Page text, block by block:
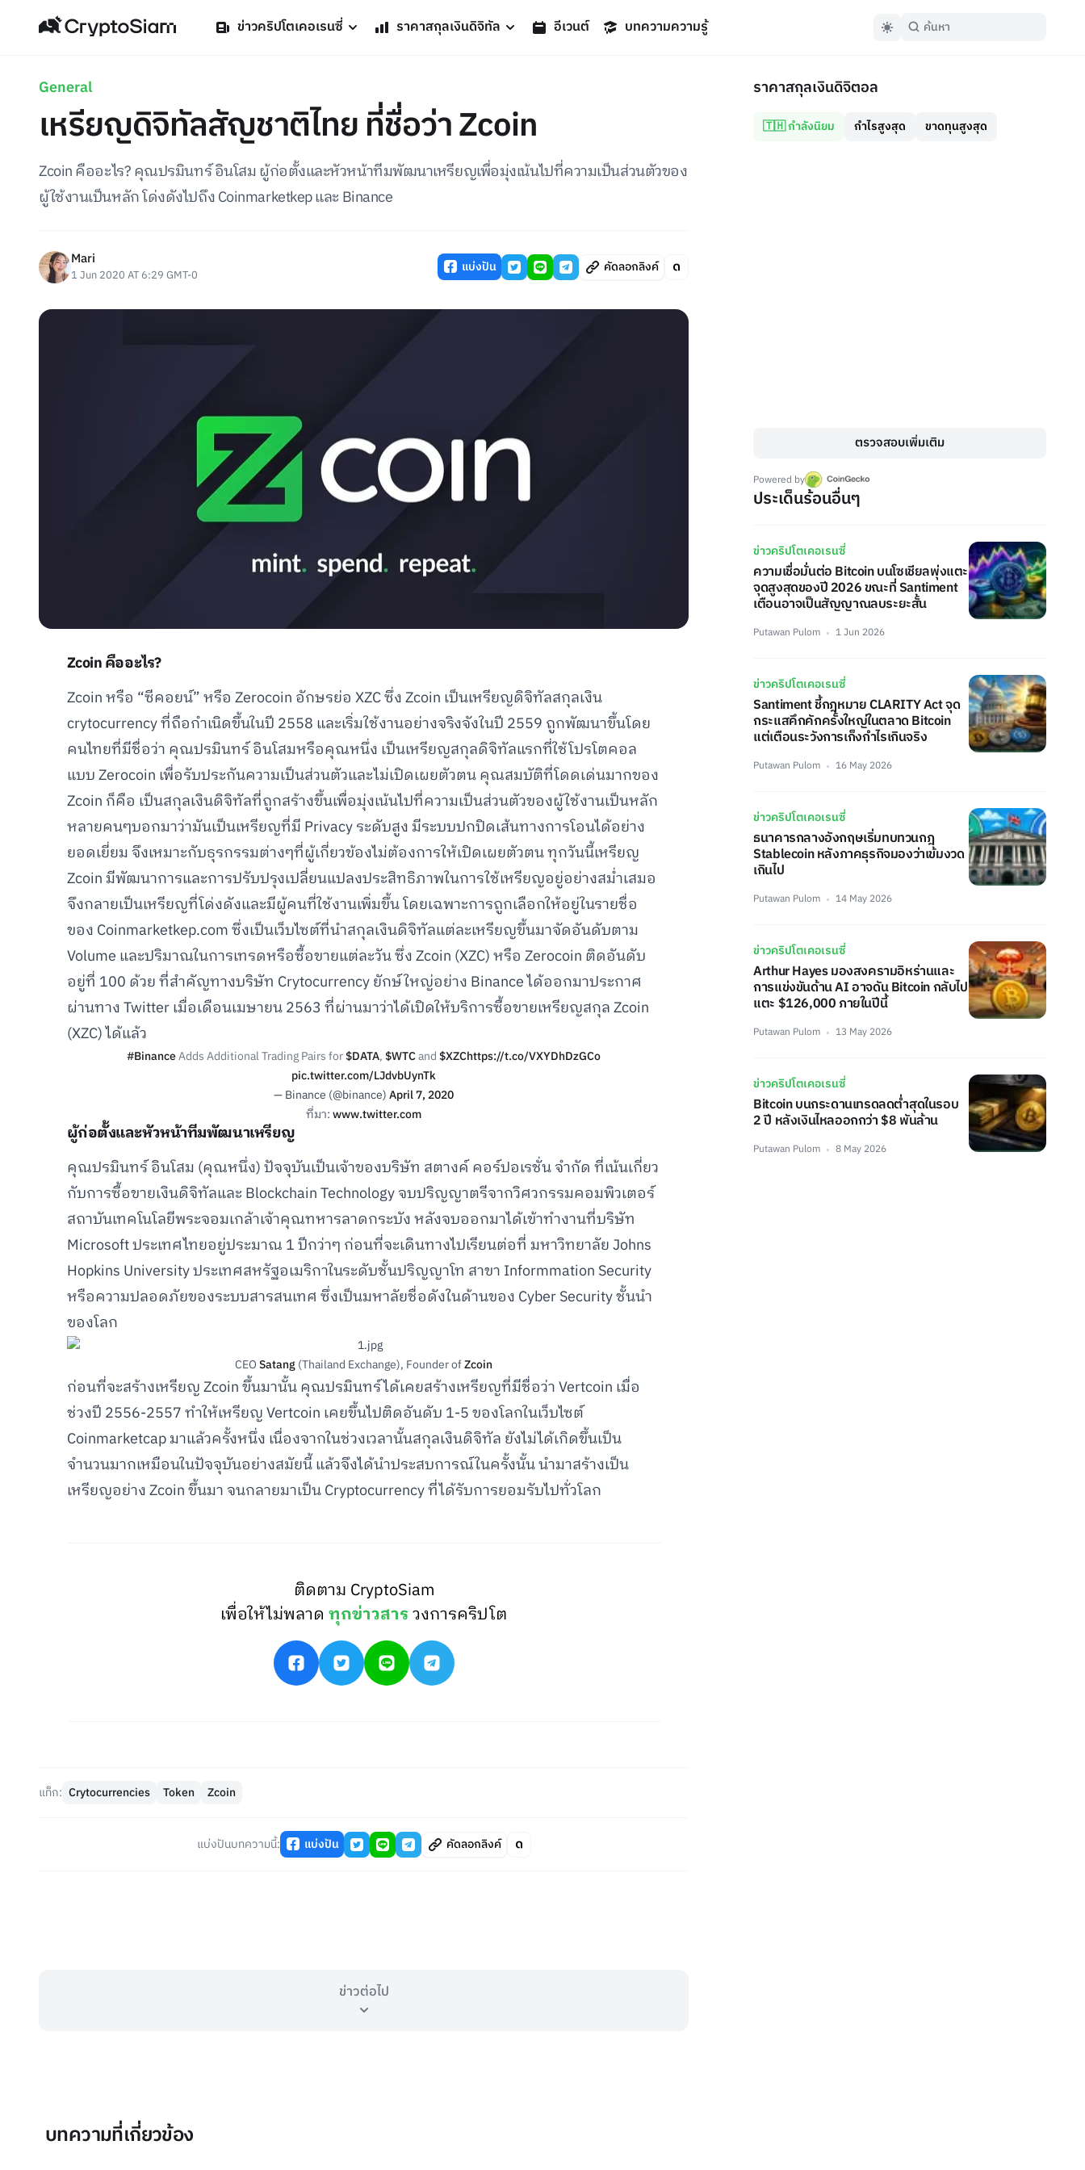
ข่าวคริปโตเคอเรนซี่ ราคาสกุลเงินดิจิทัล อีเวนต์ บทความความรู้
General
เหรียญดิจิทัลสัญชาติไทย ที่ชื่อว่า Zcoin
Zcoin คืออะไร? คุณปรมินทร์ อินโสม ผู้ก่อตั้งและหัวหน้าทีมพัฒนาเหรียญเพื่อมุ่งเน้นไปที่ความเป็นส่วนตัวของ
ผู้ใช้งานเป็นหลัก โด่งดังไปถึง Coinmarketkep และ Binance
Mari
1 Jun 2020 AT 6:29 GMT-0 แบ่งปัน คัดลอกลิงค์
Zcoin คืออะไร?
Zcoin หรือ “ซีคอยน์” หรือ Zerocoin อักษรย่อ XZC ซึ่ง Zcoin เป็นเหรียญดิจิทัลสกุลเงิน
crytocurrency ที่ถือกำเนิดขึ้นในปี 2558 และเริ่มใช้งานอย่างจริงจังในปี 2559 ถูกพัฒนาขึ้นโดย
คนไทยที่มีชื่อว่า คุณปรมินทร์ อินโสมหรือคุณหนึ่ง เป็นเหรียญสกุลดิจิทัลแรกที่ใช้โปรโตคอล
แบบ Zerocoin เพื่อรับประกันความเป็นส่วนตัวและไม่เปิดเผยตัวตน คุณสมบัติที่โดดเด่นมากของ
Zcoin ก็คือ เป็นสกุลเงินดิจิทัลที่ถูกสร้างขึ้นเพื่อมุ่งเน้นไปที่ความเป็นส่วนตัวของผู้ใช้งานเป็นหลัก
หลายคนๆบอกมาว่ามันเป็นเหรียญที่มี Privacy ระดับสูง มีระบบปกปิดเส้นทางการโอนได้อย่าง
ยอดเยี่ยม จึงเหมาะกับธุรกรรมต่างๆที่ผู้เกี่ยวข้องไม่ต้องการให้เปิดเผยตัวตน ทุกวันนี้เหรียญ
Zcoin มีพัฒนาการและการปรับปรุงเปลี่ยนแปลงประสิทธิภาพในการใช้เหรียญอยู่อย่างสม่ำเสมอ
จึงกลายเป็นเหรียญที่โด่งดังและมีผู้คนที่ใช้งานเพิ่มขึ้น โดยเฉพาะการถูกเลือกให้อยู่ในรายชื่อ
ของ Coinmarketkep.com ซึ่งเป็นเว็บไซต์ที่นำสกุลเงินดิจิทัลแต่ละเหรียญขึ้นมาจัดอันดับตาม
Volume และปริมาณในการเทรดหรือซื้อขายแต่ละวัน ซึ่ง Zcoin (XZC) หรือ Zerocoin ติดอันดับ
อยู่ที่ 100 ด้วย ที่สำคัญทางบริษัท Crytocurrency ยักษ์ใหญ่อย่าง Binance ได้ออกมาประกาศ
ผ่านทาง Twitter เมื่อเดือนเมษายน 2563 ที่ผ่านมาว่าได้เปิดให้บริการซื้อขายเหรียญสกุล Zcoin
(XZC) ได้แล้ว
#BinanceAdds Additional Trading Pairs for$DATA,$WTCand$XZChttps://t.co/VXYDhDzGCo
pic.twitter.com/LJdvbUynTk
— Binance (@binance)April 7, 2020
ที่มา:www.twitter.com
ผู้ก่อตั้งและหัวหน้าทีมพัฒนาเหรียญ
คุณปรมินทร์ อินโสม (คุณหนึ่ง) ปัจจุบันเป็นเจ้าของบริษัท สตางค์ คอร์ปอเรชั่น จำกัด ที่เน้นเกี่ยว
กับการซื้อขายเงินดิจิทัลและ Blockchain Technology จบปริญญาตรีจากวิศวกรรมคอมพิวเตอร์
สถาบันเทคโนโลยีพระจอมเกล้าเจ้าคุณทหารลาดกระบัง หลังจบออกมาได้เข้าทำงานที่บริษัท
Microsoft ประเทศไทยอยู่ประมาณ 1 ปีกว่าๆ ก่อนที่จะเดินทางไปเรียนต่อที่ มหาวิทยาลัย Johns
Hopkins University ประเทศสหรัฐอเมริกาในระดับชั้นปริญญาโท สาขา Informmation Security
หรือความปลอดภัยของระบบสารสนเทศ ซึ่งเป็นมหาลัยชื่อดังในด้านของ Cyber Security ชั้นนำ
ของโลก
CEOSatang(Thailand Exchange), Founder ofZcoin
ก่อนที่จะสร้างเหรียญ Zcoin ขึ้นมานั้น คุณปรมินทร์ได้เคยสร้างเหรียญที่มีชื่อว่า Vertcoin เมื่อ
ช่วงปี 2556-2557 ทำให้เหรียญ Vertcoin เคยขึ้นไปติดอันดับ 1-5 ของโลกในเว็บไซต์
Coinmarketcap มาแล้วครั้งหนึ่ง เนื่องจากในช่วงเวลานั้นสกุลเงินดิจิทัล ยังไม่ได้เกิดขึ้นเป็น
จำนวนมากเหมือนในปัจจุบันอย่างสมัยนี้ แล้วจึงได้นำประสบการณ์ในครั้งนั้น นำมาสร้างเป็น
เหรียญอย่าง Zcoin ขึ้นมา จนกลายมาเป็น Cryptocurrency ที่ได้รับการยอมรับไปทั่วโลก
ติดตาม CryptoSiam
เพื่อให้ไม่พลาดทุกข่าวสารวงการคริปโต
แท็ก: Crytocurrencies Token Zcoin
แบ่งปันบทความนี้: แบ่งปัน คัดลอกลิงค์
ข่าวต่อไป
ราคาสกุลเงินดิจิตอล
🇹🇭 กำลังนิยม กำไรสูงสุด ขาดทุนสูงสุด
ตรวจสอบเพิ่มเติม
Powered by
ประเด็นร้อนอื่นๆ
ข่าวคริปโตเคอเรนซี่
ความเชื่อมั่นต่อ Bitcoin บนโซเชียลพุ่งแตะ
จุดสูงสุดของปี 2026 ขณะที่ Santiment
เตือนอาจเป็นสัญญาณลบระยะสั้น
Putawan Pulom 1 Jun 2026
ข่าวคริปโตเคอเรนซี่
Santiment ชี้กฎหมาย CLARITY Act จุด
กระแสคึกคักครั้งใหญ่ในตลาด Bitcoin
แต่เตือนระวังการเก็งกำไรเกินจริง
Putawan Pulom 16 May 2026
ข่าวคริปโตเคอเรนซี่
ธนาคารกลางอังกฤษเริ่มทบทวนกฎ
Stablecoin หลังภาคธุรกิจมองว่าเข้มงวด
เกินไป
Putawan Pulom 14 May 2026
ข่าวคริปโตเคอเรนซี่
Arthur Hayes มองสงครามอิหร่านและ
การแข่งขันด้าน AI อาจดัน Bitcoin กลับไป
แตะ $126,000 ภายในปีนี้
Putawan Pulom 13 May 2026
ข่าวคริปโตเคอเรนซี่
Bitcoin บนกระดานเทรดลดต่ำสุดในรอบ
2 ปี หลังเงินไหลออกกว่า $8 พันล้าน
Putawan Pulom 8 May 2026
บทความที่เกี่ยวข้อง